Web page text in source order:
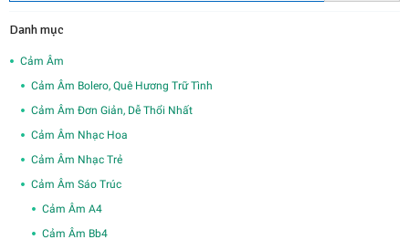
Danh mục
Cảm Âm
Cảm Âm Bolero, Quê Hương Trữ Tình
Cảm Âm Đơn Giản, Dễ Thổi Nhất
Cảm Âm Nhạc Hoa
Cảm Âm Nhạc Trẻ
Cảm Âm Sáo Trúc
Cảm Âm A4
Cảm Âm Bb4